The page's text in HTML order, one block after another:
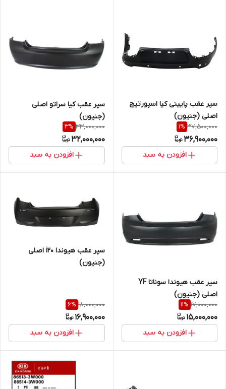
سپر عقب پایینی کیا اسپورتیج
اصلی (جنیون)
37,500,000
1%
36,900,000
افزودن به سبد
سپر عقب کیا سراتو اصلی
(جنیون)
33,000,000
3%
32,000,000
افزودن به سبد
سپر عقب هیوندا سوناتا YF
اصلی (جنیون)
17,000,000
11%
15,000,000
افزودن به سبد
سپر عقب هیوندا i20 اصلی
(جنیون)
18,000,000
6%
16,900,000
افزودن به سبد